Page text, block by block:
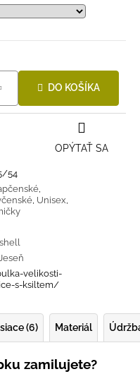
DO KOŠÍKA
54
Unisex
Jeseň
velikosti-
s-ksiltem/
OPÝTAŤ SA
(6) Materiál
zamilujete?